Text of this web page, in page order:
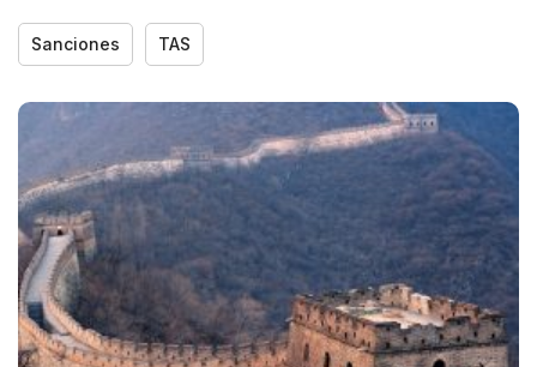
Sanciones TAS